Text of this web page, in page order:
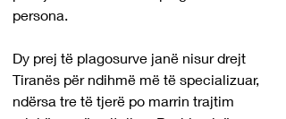
persona.
Dy prej të plagosurve janë nisur drejt
Tiranës për ndihmë më të specializuar,
ndërsa tre të tjerë po marrin trajtim